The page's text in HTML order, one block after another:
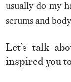
usually do my
serums and
Let’s talk
inspired you